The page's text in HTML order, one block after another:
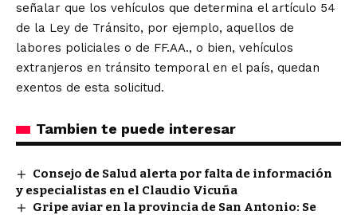
señalar que los vehículos que determina el artículo 54
de la Ley de Tránsito, por ejemplo, aquellos de
labores policiales o de FF.AA., o bien, vehículos
extranjeros en tránsito temporal en el país, quedan
exentos de esta solicitud.
Tambien te puede interesar
Consejo de Salud alerta por falta de información
y especialistas en el Claudio Vicuña
Gripe aviar en la provincia de San Antonio: Se